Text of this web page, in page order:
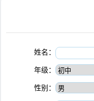
姓名：
年级：
性别：